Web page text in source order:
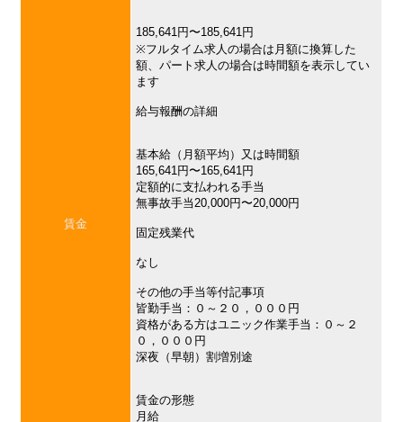
賃金
185,641円〜185,641円
※フルタイム求人の場合は月額に換算した
額、パート求人の場合は時間額を表示してい
ます
給与報酬の詳細
基本給（月額平均）又は時間額
165,641円〜165,641円
定額的に支払われる手当
無事故手当20,000円〜20,000円
固定残業代
なし
その他の手当等付記事項
皆勤手当：０～２０，０００円
資格がある方はユニック作業手当：０～２
０，０００円
深夜（早朝）割増別途
賃金の形態
月給